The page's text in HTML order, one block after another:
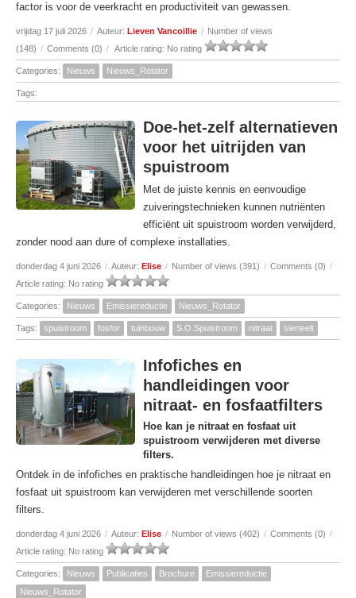
factor is voor de veerkracht en productiviteit van gewassen.
vrijdag 17 juli 2026 / Auteur: Lieven Vancoillie / Number of views
(148) / Comments (0) / Article rating: No rating
Categories: Nieuws Nieuws_Rotator
Tags:
Doe-het-zelf alternatieven
voor het uitrijden van
spuistroom
Met de juiste kennis en eenvoudige
zuiveringstechnieken kunnen nutriënten
efficiënt uit spuistroom worden verwijderd,
zonder nood aan dure of complexe installaties.
donderdag 4 juni 2026 / Auteur: Elise / Number of views (391) / Comments (0) /
Article rating: No rating
Categories: Nieuws Emissiereductie Nieuws_Rotator
Tags: spuistroom fosfor tuinbouw S.O.Spuistroom nitraat sierteelt
Infofiches en
handleidingen voor
nitraat- en fosfaatfilters
Hoe kan je nitraat en fosfaat uit
spuistroom verwijderen met diverse
filters.
Ontdek in de infofiches en praktische handleidingen hoe je nitraat en
fosfaat uit spuistroom kan verwijderen met verschillende soorten
filters.
donderdag 4 juni 2026 / Auteur: Elise / Number of views (402) / Comments (0) /
Article rating: No rating
Categories: Nieuws Publicaties Brochure
Emissiereductie
Nieuws_Rotator